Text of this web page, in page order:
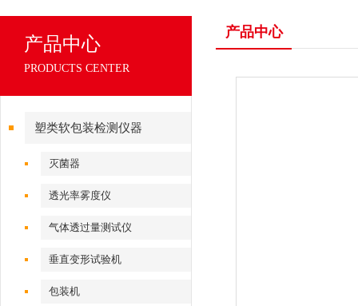
产品中心
PRODUCTS CENTER
塑类软包装检测仪器
灭菌器
透光率雾度仪
气体透过量测试仪
垂直变形试验机
包装机
产品中心